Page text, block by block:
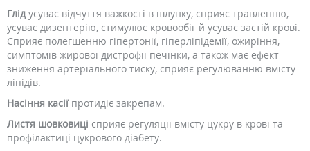
Глідусуває відчуття важкості в шлунку, сприяє травленню,
усуває дизентерію, стимулює кровообіг й усуває застій крові.
Сприяє полегшенню гіпертонії, гіперліпідемії, ожиріння,
симптомів жирової дистрофії печінки, а також має ефект
зниження артеріального тиску, сприяє регулюванню вмісту
ліпідів.
Насіння касії протидіє закрепам.
Листя шовковиці сприяє регуляції вмісту цукру в крові та
профілактиці цукрового діабету.